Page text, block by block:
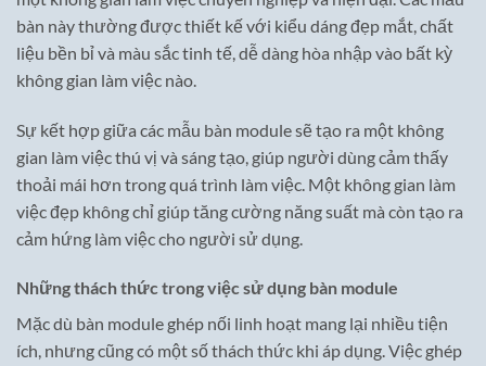
bàn này thường được thiết kế với kiểu dáng đẹp mắt, chất
liệu bền bỉ và màu sắc tinh tế, dễ dàng hòa nhập vào bất kỳ
không gian làm việc nào.
Sự kết hợp giữa các mẫu bàn module sẽ tạo ra một không
gian làm việc thú vị và sáng tạo, giúp người dùng cảm thấy
thoải mái hơn trong quá trình làm việc. Một không gian làm
việc đẹp không chỉ giúp tăng cường năng suất mà còn tạo ra
cảm hứng làm việc cho người sử dụng.
Những thách thức trong việc sử dụng bàn module
Mặc dù bàn module ghép nối linh hoạt mang lại nhiều tiện
ích, nhưng cũng có một số thách thức khi áp dụng. Việc ghép